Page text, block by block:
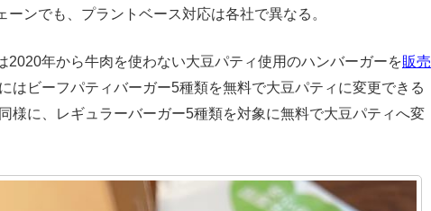
ンでも、プラントベース対応は各社で異なる。
2020年から牛肉を使わない大豆パティ使用のハンバーガーを販売
はビーフパティバーガー5種類を無料で大豆パティに変更できる
様に、レギュラーバーガー5種類を対象に無料で大豆パティへ変